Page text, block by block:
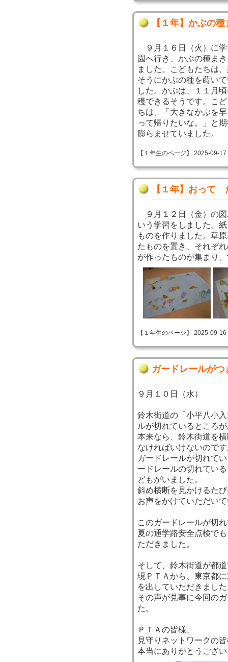
【１年】かぶの種
９月１６日（火）に学
園へ行き、かぶの種ま
ました。こどもたちは
そうにかぶの種を蒔い
した。かぶは、１１月
穫できるそうです。こ
ちは、「大きなかぶを
って帰りたいな。」と
膨らませていました。
【１年生のページ】 2025-09-
【１年】おって
９月１２日（金）の
いう学習をしました。
ものを作りました。草
たものを置き、それぞ
が作ったものが集まり
【１年生のページ】 2025-09-
ガードレールが
９月１０日（水）
鈴木街道の「小平八小
ルが切れているところ
本来なら、鈴木街道を
なければいけないので
ガードレールが切れて
ードレールの切れてい
どもがいました。
斜め横断を見かけるた
お声をかけていただい
このガードレールが切
夏の通学路安全点検で
ただきました。
そして、鈴木街道が都
現ＰＴＡから、東京都
を出していただきまし
その声が見事に今回の
た。
ＰＴＡの皆様、
見守りネットワークの
本当にありがとうござ